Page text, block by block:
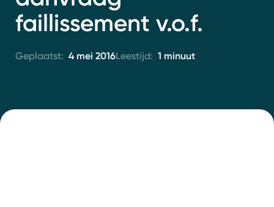
Contact
faillissement v.o.f.
Geplaatst: 4 mei 2016Leestijd: 1 minuut